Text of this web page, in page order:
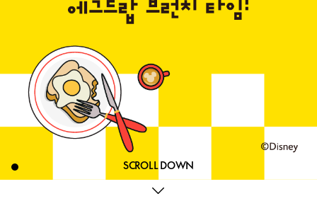
SCROLL DOWN